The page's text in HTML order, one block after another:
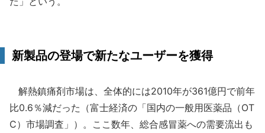
新製品の登場で新たなユーザーを獲得
解熱鎮痛剤市場は、全体的には2010年が361億円で前年
比0.6％減だった（富士経済の「国内の一般用医薬品（OT
C）市場調査」）。ここ数年、総合感冒薬への需要流出も